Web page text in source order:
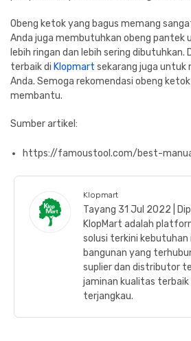
Obeng ketok yang bagus memang
Anda juga membutuhkan obeng pantek
lebih ringan dan lebih sering dibutuhkan.
terbaik di Klopmart sekarang juga untuk
Anda. Semoga rekomendasi obeng
membantu.
Sumber artikel:
https://famoustool.com/best-
Klopmart
Tayang 31 Jul 2022 |
KlopMart adalah
solusi terkini
bangunan yang
suplier dan distributor
jaminan kualitas terbaik
terjangkau.